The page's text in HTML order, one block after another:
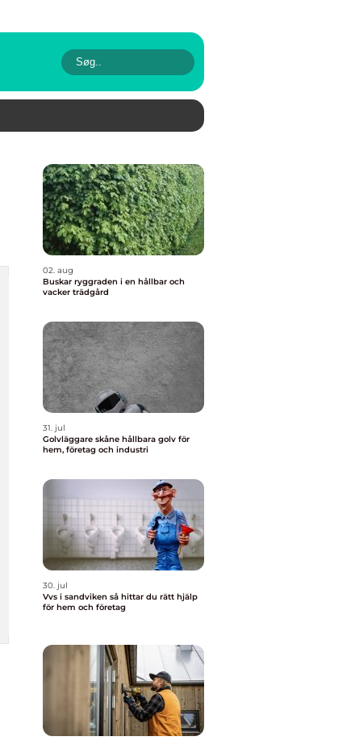
02. aug
Buskar ryggraden i en hållbar och
vacker trädgård
31. jul
Golvläggare skåne hållbara golv för
hem, företag och industri
30. jul
Vvs i sandviken så hittar du rätt hjälp
för hem och företag